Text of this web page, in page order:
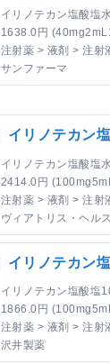
イリノテカン塩酸塩
1638.0円
注射薬 > 液剤 > 注射
サンファーマ
イリノテカン
イリノテカン塩酸塩
2414.0円
注射薬 > 液剤 > 注射
ヴィアトリス・ヘル
イリノテカン
イリノテカン塩酸塩
1866.0円
注射薬 > 液剤 > 注射
沢井製薬